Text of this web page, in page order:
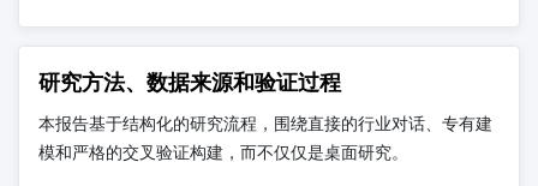
研究方法、数据来源和验证过程
本报告基于结构化的研究流程，围绕直接的行业对话、专有建
模和严格的交叉验证构建，而不仅仅是桌面研究。